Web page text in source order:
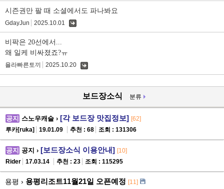
시즌권만 팔 때 소셜에서도 파나봐요
GdayJun 2025.10.01
비팍은 20선에서...
왜 일케 비싸졌죠?ㅠ
욜라빠른토끼 2025.10.20
보드장소식 분류
공지 스노우캐슬 › [각 보드장 맛집정보] [62]
루카[ruka]
19.01.09 추천 : 68 조회 : 131306
공지 공지 › [보드장소식 이용안내] [10]
Rider
17.03.14 추천 : 23 조회 : 115295
용평 › 용평리조트11월21일 오픈예정 [11]